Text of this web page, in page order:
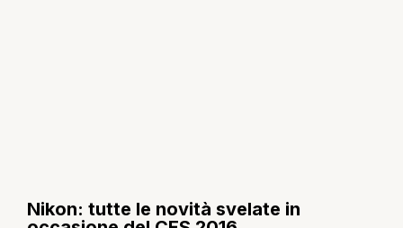
Nikon: tutte le novità svelate in